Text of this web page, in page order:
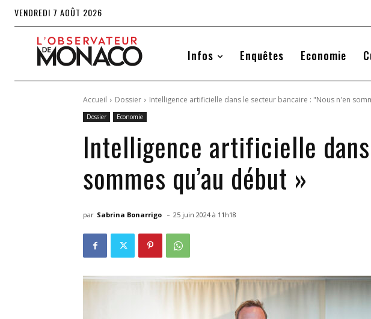
VENDREDI 7 AOÛT 2026
Infos Enquêtes Economie
Accueil Dossier Intelligence artificielle dans le secteur bancaire : "Nous n'en
Dossier Economie
Intelligence artificielle
sommes qu’au début »
par Sabrina Bonarrigo - 25 juin 2024 à 11h18